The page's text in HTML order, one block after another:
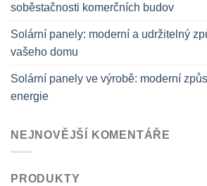
soběstačnosti komerčních budov
Solární panely: moderní a udržitelný
vašeho domu
Solární panely ve výrobě: moderní
energie
NEJNOVĚJŠÍ KOMENTÁŘE
PRODUKTY